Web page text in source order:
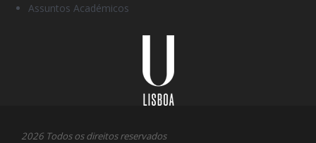
Assuntos Académicos
2026 Todos os direitos reservados